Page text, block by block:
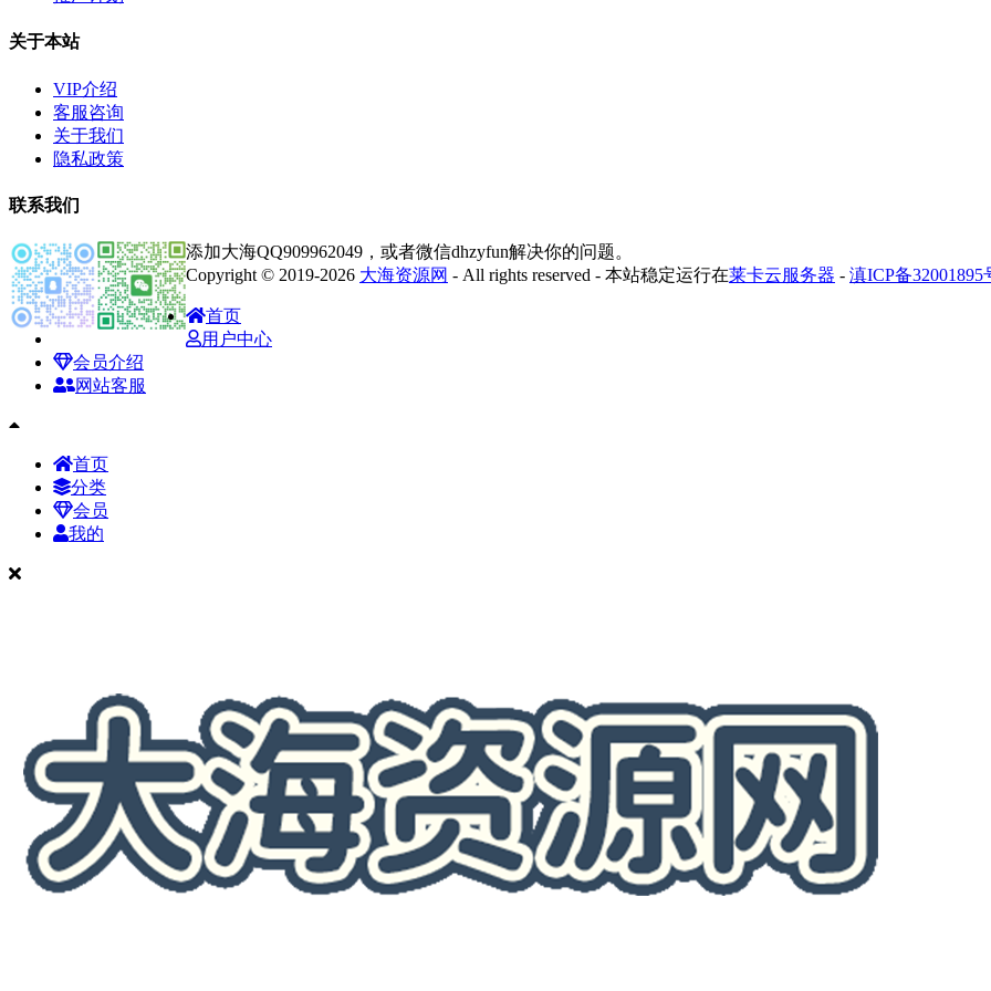
关于本站
VIP介绍
客服咨询
关于我们
隐私政策
联系我们
添加大海QQ909962049，或者微信dhzyfun解决你的问题。
Copyright © 2019-2026 大海资源网 - All rights reserved - 本站稳定运行在莱卡云服务器 - 滇ICP备32001895
首页
用户中心
会员介绍
网站客服
首页
分类
会员
我的